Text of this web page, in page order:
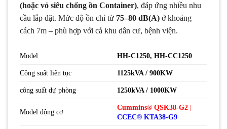
(hoặc vỏ siêu chống ồn Container), đáp ứng nhiều nhu
cầu lắp đặt. Mức độ ồn chỉ từ 75–80 dB(A) ở khoảng
cách 7m – phù hợp với cả khu dân cư, bệnh viện.
Model HH-C1250, HH-CC1250
Công suất liên tục 1125kVA / 900KW
công suất dự phòng 1250kVA / 1000KW
Model động cơ
Cummins®QSK38-G2 |
CCEC®KTA38-G9